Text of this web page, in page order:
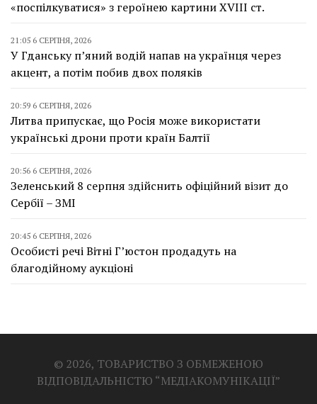
«поспілкуватися» з героїнею картини XVIII ст.
21:05 6 СЕРПНЯ, 2026
У Гданську п’яний водій напав на українця через
акцент, а потім побив двох поляків
20:59 6 СЕРПНЯ, 2026
Литва припускає, що Росія може використати
українські дрони проти країн Балтії
20:56 6 СЕРПНЯ, 2026
Зеленський 8 серпня здійснить офіційний візит до
Сербії – ЗМІ
20:45 6 СЕРПНЯ, 2026
Особисті речі Вітні Г’юстон продадуть на
благодійному аукціоні
© 2026, ТОВАРИСТВО З ОБМЕЖЕНОЮ
ВІДПОВІДАЛЬНІСТЮ “МЕДІАКОМУНІКАЦІЇ”